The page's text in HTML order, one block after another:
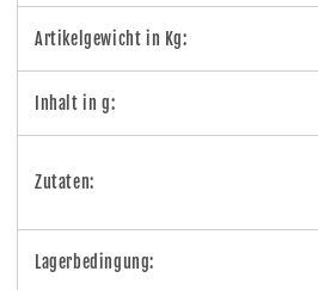
Artikelgewicht in Kg:
Inhalt in g:
Zutaten:
Lagerbedingung: